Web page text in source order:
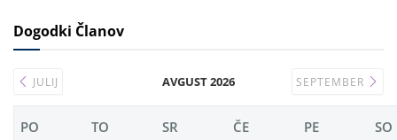
Dogodki Članov
JULIJ AVGUST 2026 SEPTEMBER
PO TO SR ČE PE SO